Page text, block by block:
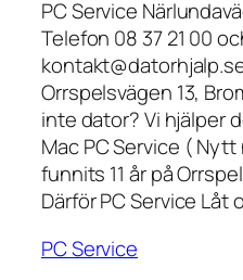
PC Service
Telefon 08 37 21 00
Orrspelsvägen 13,
inte dator? Vi hjälper
Mac PC Service (
funnits 11 år på
Därför PC Service Låt
PC Service